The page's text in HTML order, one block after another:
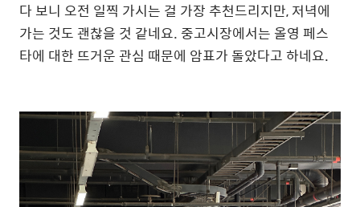
다 보니 오전 일찍 가시는 걸 가장 추천드리지만, 저녁에
가는 것도 괜찮을 것 같네요. 중고시장에서는 올영 페스
타에 대한 뜨거운 관심 때문에 암표가 돌았다고 하네요.